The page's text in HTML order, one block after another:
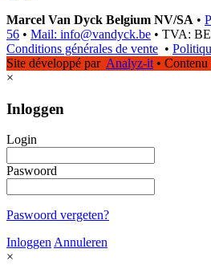
Marcel Van Dyck Belgium NV/SA •
56 • Mail: info@vandyck.be • TVA:
Conditions générales de vente •
Site développé par Analyz-it • Contenu
×
Inloggen
Login
Paswoord
Paswoord vergeten?
InloggenAnnuleren
×